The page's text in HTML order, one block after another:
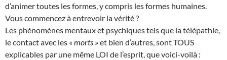
d’animer toutes les formes, y compris les formes humaines.
Vous commencez à entrevoir la vérité ?
Les phénomènes mentaux et psychiques tels que la télépathie,
le contact avec les « morts » et bien d’autres, sont TOUS
explicables par une même LOI de l’esprit, que voici-voilà :